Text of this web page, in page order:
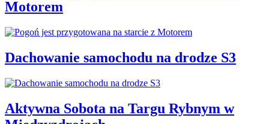
Motorem
Dachowanie samochodu na drodze S3
Aktywna Sobota na Targu Rybnym w